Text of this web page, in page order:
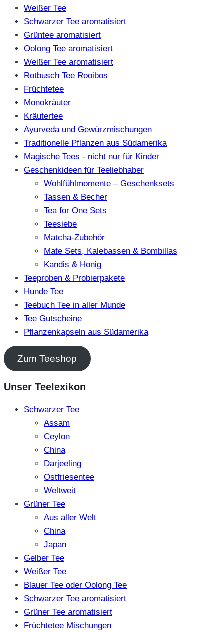
Weißer Tee
Schwarzer Tee aromatisiert
Grüntee aromatisiert
Oolong Tee aromatisiert
Weißer Tee aromatisiert
Rotbusch Tee Rooibos
Früchtetee
Monokräuter
Kräutertee
Ayurveda und Gewürzmischungen
Traditionelle Pflanzen aus Südamerika
Magische Tees - nicht nur für Kinder
Geschenkideen für Teeliebhaber
Wohlfühlmomente – Geschenksets
Tassen & Becher
Tea for One Sets
Teesiebe
Matcha-Zubehör
Mate Sets, Kalebassen & Bombillas
Kandis & Honig
Teeproben & Probierpakete
Hunde Tee
Teebuch Tee in aller Munde
Tee Gutscheine
Pflanzenkapseln aus Südamerika
Zum Teeshop
Unser Teelexikon
Schwarzer Tee
Assam
Ceylon
China
Darjeeling
Ostfriesentee
Weltweit
Grüner Tee
Aus aller Welt
China
Japan
Gelber Tee
Weißer Tee
Blauer Tee oder Oolong Tee
Schwarzer Tee aromatisiert
Grüner Tee aromatisiert
Früchtetee Mischungen